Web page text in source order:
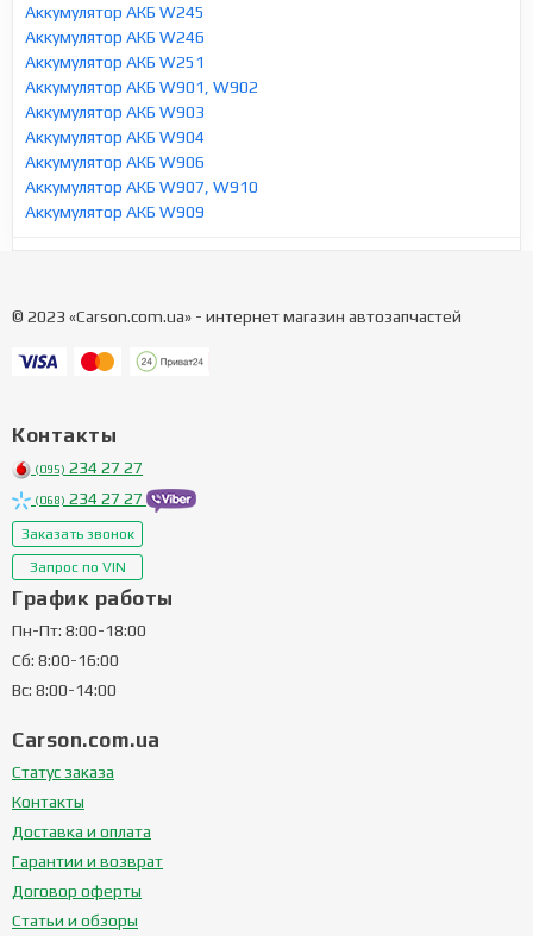
Аккумулятор АКБ W245
Аккумулятор АКБ W246
Аккумулятор АКБ W251
Аккумулятор АКБ W901, W902
Аккумулятор АКБ W903
Аккумулятор АКБ W904
Аккумулятор АКБ W906
Аккумулятор АКБ W907, W910
Аккумулятор АКБ W909
© 2023 «Carson.com.ua» - интернет магазин автозапчастей
Контакты
(095) 234 27 27
(068) 234 27 27
Заказать звонок
Запрос по VIN
График работы
Пн-Пт: 8:00-18:00
Сб: 8:00-16:00
Вс: 8:00-14:00
Carson.com.ua
Статус заказа
Контакты
Доставка и оплата
Гарантии и возврат
Договор оферты
Статьи и обзоры